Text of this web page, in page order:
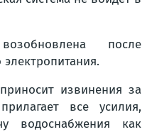
после
извинения за
все усилия,
водоснабжения как